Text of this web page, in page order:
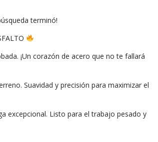
terminó!
¡Un corazón de acero que no te fallará
Suavidad y precisión para maximizar el
excepcional. Listo para el trabajo pesado y